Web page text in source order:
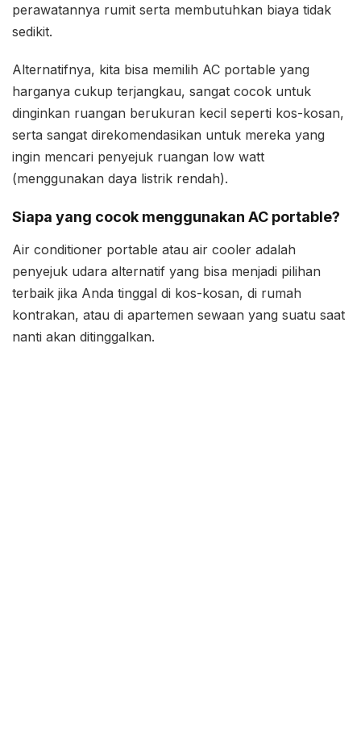
perawatannya rumit serta membutuhkan biaya tidak
sedikit.
Alternatifnya, kita bisa memilih AC portable yang
harganya cukup terjangkau, sangat cocok untuk
dinginkan ruangan berukuran kecil seperti kos-kosan,
serta sangat direkomendasikan untuk mereka yang
ingin mencari penyejuk ruangan low watt
(menggunakan daya listrik rendah).
Siapa yang cocok menggunakan AC portable?
Air conditioner portable atau air cooler adalah
penyejuk udara alternatif yang bisa menjadi pilihan
terbaik jika Anda tinggal di kos-kosan, di rumah
kontrakan, atau di apartemen sewaan yang suatu saat
nanti akan ditinggalkan.